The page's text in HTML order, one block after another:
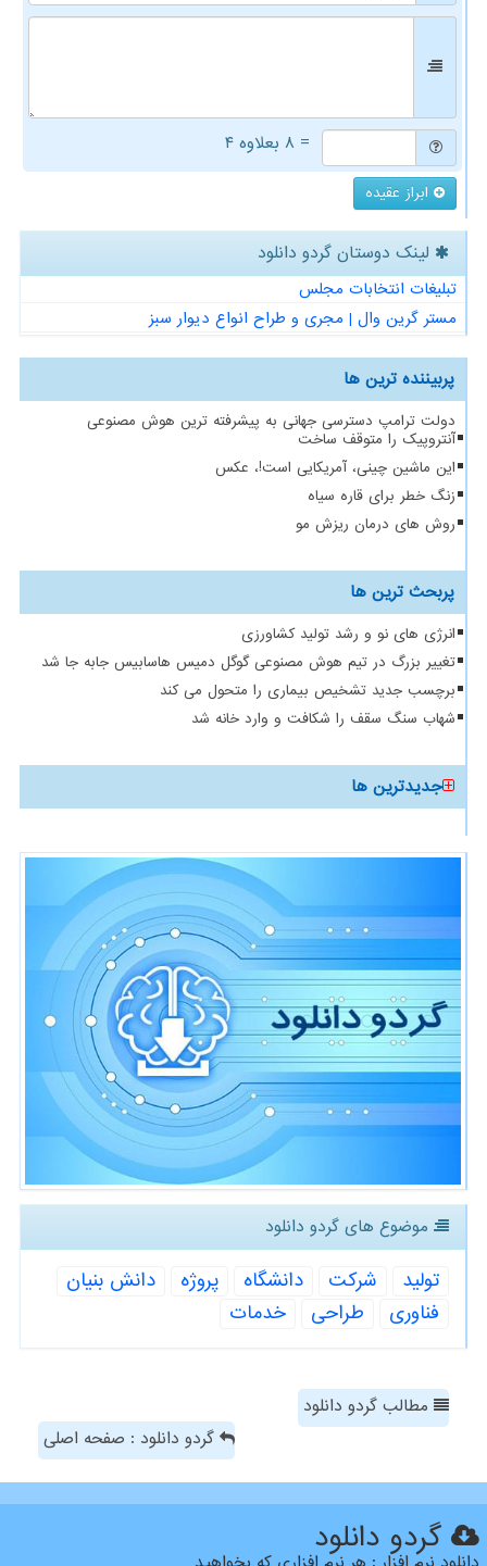
= ۸ بعلاوه ۴
ابراز عقیده
لینک دوستان گردو دانلود
تبلیغات انتخابات مجلس
مستر گرین وال | مجری و طراح انواع دیوار سبز
پربیننده ترین ها
دولت ترامپ دسترسی جهانی به پیشرفته ترین هوش مصنوعی
آنتروپیک را متوقف ساخت
این ماشین چینی، آمریکایی است!، عکس
زنگ خطر برای قاره سیاه
روش های درمان ریزش مو
پربحث ترین ها
انرژی های نو و رشد تولید کشاورزی
تغییر بزرگ در تیم هوش مصنوعی گوگل دمیس هاسابیس جابه جا شد
برچسب جدید تشخیص بیماری را متحول می کند
شهاب سنگ سقف را شکافت و وارد خانه شد
جدیدترین ها
موضوع های گردو دانلود
تولید شركت دانشگاه پروژه
دانش بنیان
فناوری
طراحی خدمات
مطالب گردو دانلود
گردو دانلود : صفحه اصلی
گردو دانلود